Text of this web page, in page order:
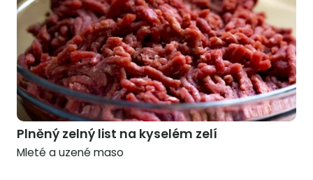
Plněný zelný list na kyselém zelí
Mleté a uzené maso